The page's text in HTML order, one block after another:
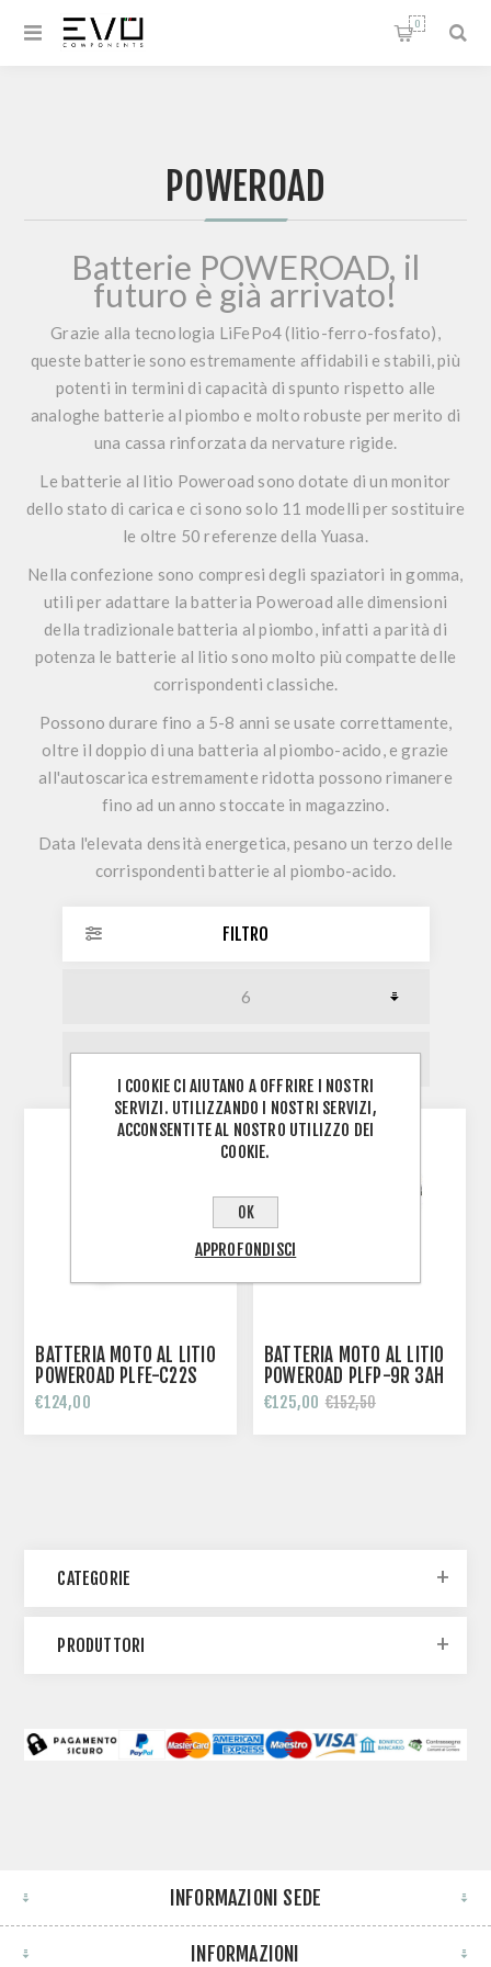
0
POWEROAD
Batterie POWEROAD, il
futuro è già arrivato!
Grazie alla tecnologia LiFePo4 (litio-ferro-fosfato),
queste batterie sono estremamente affidabili e stabili, più
potenti in termini di capacità di spunto rispetto alle
analoghe batterie al piombo e molto robuste per merito di
una cassa rinforzata da nervature rigide.
Le batterie al litio Poweroad sono dotate di un monitor
dello stato di carica e ci sono solo 11 modelli per sostituire
le oltre 50 referenze della Yuasa.
Nella confezione sono compresi degli spaziatori in gomma,
utili per adattare la batteria Poweroad alle dimensioni
della tradizionale batteria al piombo, infatti a parità di
potenza le batterie al litio sono molto più compatte delle
corrispondenti classiche.
Possono durare fino a 5-8 anni se usate correttamente,
oltre il doppio di una batteria al piombo-acido, e grazie
all'autoscarica estremamente ridotta possono rimanere
fino ad un anno stoccate in magazzino.
Data l'elevata densità energetica, pesano un terzo delle
corrispondenti batterie al piombo-acido.
FILTRO
BATTERIA MOTO AL LITIO
POWEROAD PLFE-C22S
2AH
€124,00
BATTERIA MOTO AL LITIO
POWEROAD PLFP-9R 3AH
€125,00 €152,50
CATEGORIE
PRODUTTORI
INFORMAZIONI SEDE
INFORMAZIONI
I COOKIE CI AIUTANO A OFFRIRE I NOSTRI
SERVIZI. UTILIZZANDO I NOSTRI SERVIZI,
ACCONSENTITE AL NOSTRO UTILIZZO DEI
COOKIE.
OK
APPROFONDISCI